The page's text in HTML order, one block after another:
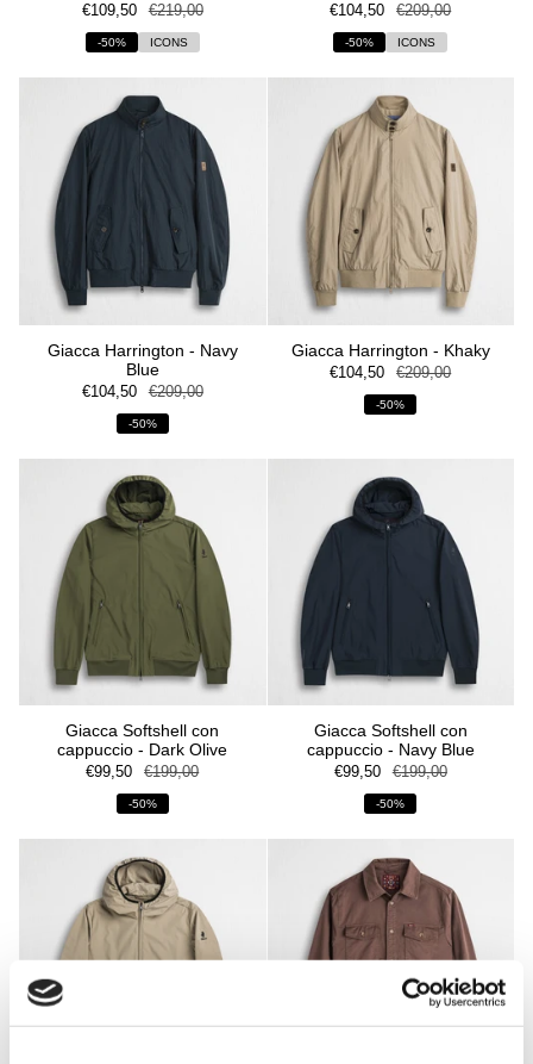
€109,50 €219,00
-50% ICONS
€104,50 €209,00
-50% ICONS
Giacca Harrington - Navy
Blue
€104,50 €209,00
-50%
Giacca Harrington - Khaky
€104,50 €209,00
-50%
Giacca Softshell con
cappuccio - Dark Olive
€99,50 €199,00
-50%
Giacca Softshell con
cappuccio - Navy Blue
€99,50 €199,00
-50%